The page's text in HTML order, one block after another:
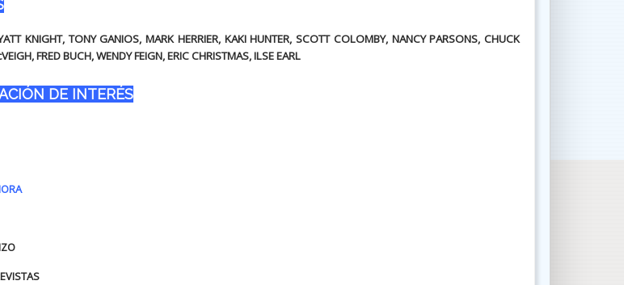
KNIGHT, TONY GANIOS, MARK HERRIER, KAKI HUNTER, SCOTT COLOMBY, NANCY PARSONS, CHUCK
FRED BUCH, WENDY FEIGN, ERIC CHRISTMAS, ILSE EARL
DE INTERÉS